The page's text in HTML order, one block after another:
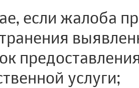
если жалоба
услуги;